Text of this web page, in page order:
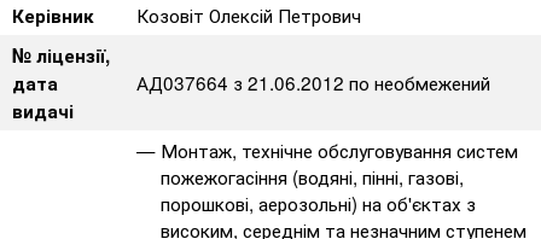
Керівник
Козовіт Олексій Петрович
№ ліцензії,
дата
видачі
АД037664 з 21.06.2012 по необмежений
Монтаж, технічне обслуговування систем
пожежогасіння (водяні, пінні, газові,
порошкові, аерозольні) на об'єктах з
високим, середнім та незначним ступенем